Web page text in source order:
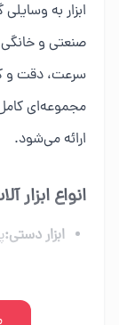
ابزار به
صنعتی و خانگی
سرعت، دقت و
مجموعه‌ای کامل
ارائه می‌شود.
انواع ابزار
ابزار دستی: